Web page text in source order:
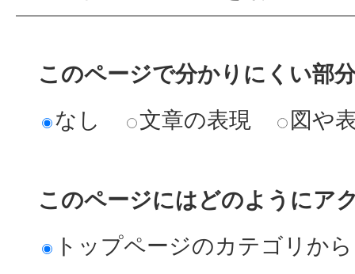
このページで分かりにくい部
なし
文章の表現 図や
このページにはどのようにア
トップページのカテゴリから